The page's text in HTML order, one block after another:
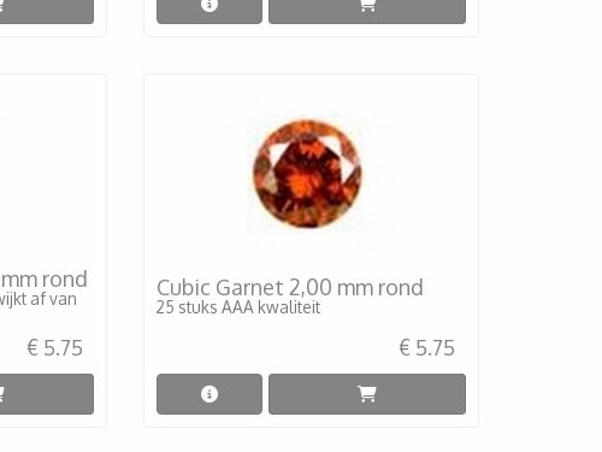
rond
af van
€ 5.75
Cubic Garnet 2,00 mm rond
25 stuks AAA kwaliteit
€ 5.75